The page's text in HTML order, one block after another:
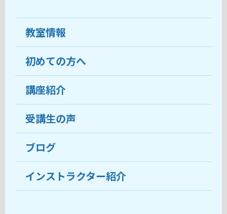
教室情報
教室について
受講生の声
おすすめ・人気の講座
目的から講座を探す
教室ブログ
初めての方へ
ココがおすすめ
料金
受講までの流れ
よくあるご質問
講座紹介
受講生の声
ブログ
インストラクター紹介